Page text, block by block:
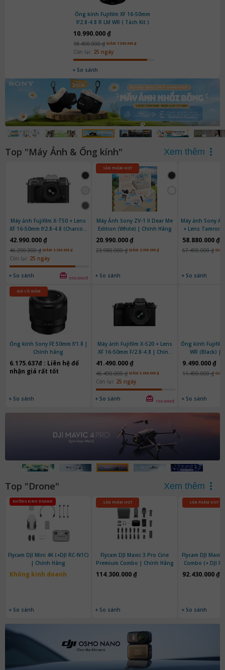
Ống kính Fujifilm XF 16-50mm
f/2.8-4.8 R LM WR ( Tách Kit )
10.990.000 ₫
18.490.000 ₫ GIẢM 7.500.000 ₫
Còn lại: 25 ngày
+ So sánh
Top "Máy Ảnh & Ống kính" Xem thêm
Máy ảnh Fujifilm X-T50 + Lens
XF 16-50mm f/2.8-4.8 (Charcoal
Silver) | Chính hãng
42.990.000 ₫
46.290.000 ₫ GIẢM 3.300.000 ₫
Còn lại: 25 ngày
+ So sánh 690.000đ
Ống kính Sony FE 50mm f/1.8 |
Chính hãng
6.175.637đ : Liên hệ để
nhận giá rất tốt
+ So sánh
GIÁ CÓ GIẢM
Máy Ảnh Sony ZV-1 II Dear Me
Edition (White) | Chính Hãng
20.990.000 ₫
23.980.000 ₫ GIẢM 2.990.000 ₫
+ So sánh
SẢN PHẨM HOT
Máy ảnh Fujifilm X-S20 + Lens
XF 16-50mm F/2.8-4.8 | Chính
Hãng
41.490.000 ₫
46.490.000 ₫ GIẢM 5.000.000 ₫
Còn lại: 25 ngày
+ So sánh 190.000đ
Máy ảnh Sony
+ Lens Tamron
G2 |
58.880.000 ₫
67.490.000 ₫
+ So sánh
Ống kính Fujifilm
WR (Black) |
9.490.000 ₫
11.490.000 ₫
+ So sánh
Top "Drone" Xem thêm
Flycam DJI Mini 4K (+DJI RC-N1C)
| Chính Hãng
Không kinh doanh
+ So sánh
KHÔNG KINH DOANH
Flycam DJI Mavic 3 Pro Cine
Premium Combo | Chính Hãng
114.300.000 ₫
+ So sánh
SẢN PHẨM HOT
Flycam DJI
Combo (+ DJI
92.430.000 ₫
+ So sánh
SẢN PHẨM HOT